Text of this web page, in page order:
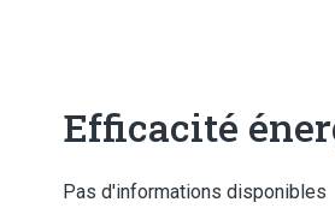
Efficacité
Pas d'informations disponibles